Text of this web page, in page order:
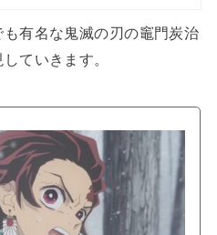
有名な鬼滅の刃の竈門炭治
ていきます。